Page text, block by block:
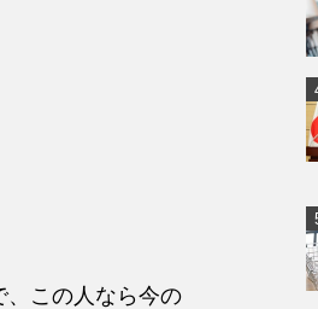
、この人なら今の